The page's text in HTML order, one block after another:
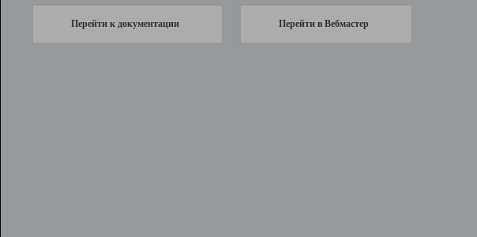
Перейти к документации Перейти в Вебмастер